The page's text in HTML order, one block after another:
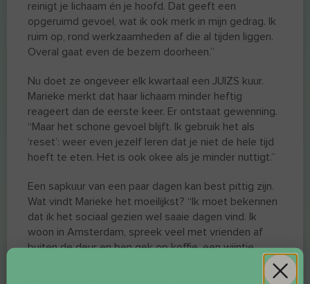
reinigt je lichaam én je hoofd. Dat geeft een
opgeruimd gevoel, wat ik ook merk in mijn gedrag. Ik
ruim op, rond werkzaamheden af die al tijden liggen.
Overal gaat even de bezem doorheen.”
Nu doet ze ongeveer elk kwartaal een JUIZS kuur.
Marieke merkt dat haar lichaam minder heftig
reageert dan de eerste keer. Er ontstaat gewenning.
“Maar het schone gevoel blijft. Ik gebruik het als
‘reset’: weer even jezelf leren dat je niet de hele tijd
hoeft te eten. Het is ook okee als je minder nuttigt.”
Een sapkuur van een paar dagen kan best pittig zijn.
Wat vindt Marieke het moeilijkst? “Ik moet bekennen
dat ik het sociaal gezien wel saaie dagen vind. Ik
woon in Amsterdam, spreek veel met vrienden af
buiten de deur en ben gek op koffie, een wijntje,
hapje eten. Als je dat een aantal dagen uit je agenda